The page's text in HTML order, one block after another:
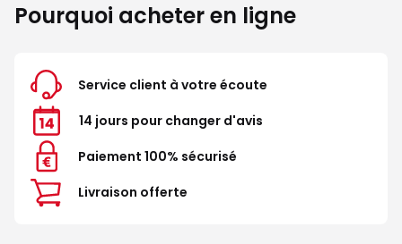
Pourquoi acheter en ligne
Service client à votre écoute
14 jours pour changer d'avis
Paiement 100% sécurisé
Livraison offerte